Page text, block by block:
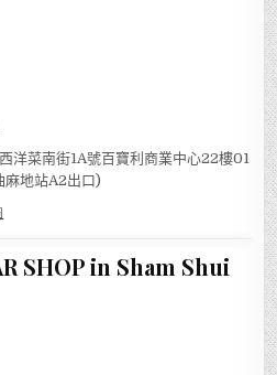
洋菜南街1A號百寶利商業中心22樓01
麻地站A2出口)
SHOP in Sham Shui